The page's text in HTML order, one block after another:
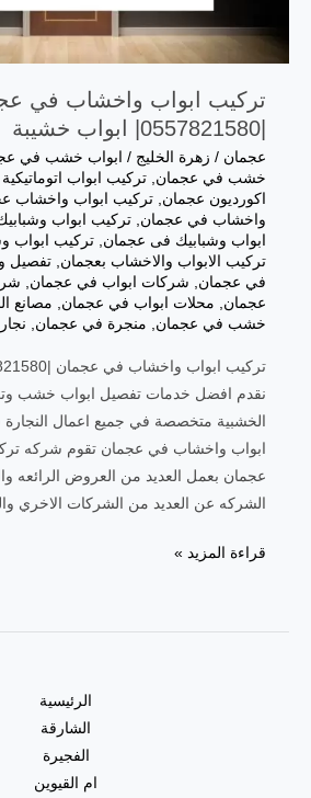
تركيب ابواب واخشاب في
عجمان / زهرة الخليج / ابواب خشب في
خشب في عجمان, تركيب ابواب
اكورديون عجمان, تركيب ابواب واخشاب
واخشاب في عجمان, تركيب ابواب
ابواب وشبابيك فى عجمان, تركيب ابواب
تركيب الابواب والاخشاب بعجمان, تفصيل
في عجمان, شركات ابواب في عجمان,
عجمان, محلات ابواب في عجمان, مصانع
خشب في عجمان, منجرة في عجمان,
نقدم افضل خدمات تفصيل ابواب خشب
الخشبية متخصصة في جميع اعمال النجارة
ابواب واخشاب في عجمان تقوم شركه
عجمان بعمل العديد من العروض الرائعه
الشركه عن العديد من الشركات الاخري
قراءة المزيد »
الرئيسية
الشارقة
الفجيرة
ام القيوين